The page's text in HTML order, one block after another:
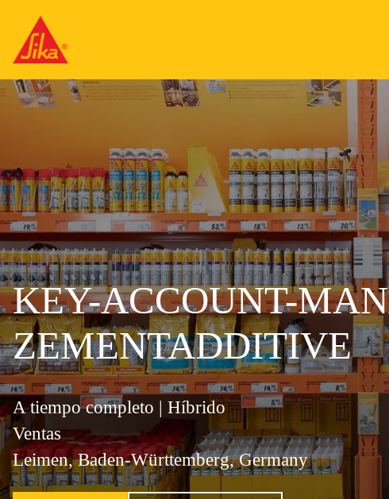
KEY-ACCOUNT-
ZEMENTADDITIVE
A tiempo completo | Híbrido
Ventas
Leimen, Baden-Württemberg, Germany